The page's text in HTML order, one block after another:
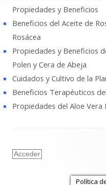
Propiedades y Beneficios
Beneficios del Aceite de
Rosácea
Propiedades y Beneficios
Polen y Cera de Abeja
Cuidados y Cultivo de la
Beneficios Terapéuticos
Propiedades del Aloe
Acceder
Política